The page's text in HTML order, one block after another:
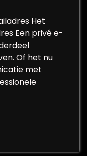
Het
Een privé e-
Of het nu
met
van een Veilig